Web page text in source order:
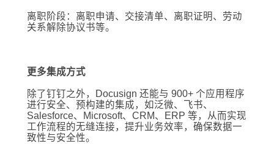
离职阶段：离职申请、交接清单、离职证明、劳动
关系解除协议书等。
更多集成方式
除了钉钉之外，Docusign 还能与 900+ 个应用程序
进行安全、预构建的集成，如泛微、飞书、
Salesforce、Microsoft、CRM、ERP 等，从而实现
工作流程的无缝连接，提升业务效率，确保数据一
致性与安全性。